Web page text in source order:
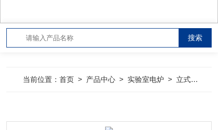
当前位置：首页 > 产品中心 > 实验室电炉 > 立式红杏视频网页